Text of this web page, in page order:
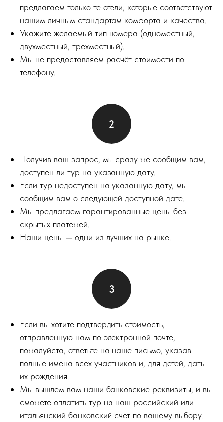
предлагаем только те отели, которые соответствуют
нашим личным стандартам комфорта и качества.
Укажите желаемый тип номера (одноместный,
двухместный, трёхместный).
Мы не предоставляем расчёт стоимости по
телефону.
Получив ваш запрос, мы сразу же сообщим вам,
доступен ли тур на указанную дату.
Если тур недоступен на указанную дату, мы
сообщим вам о следующей доступной дате.
Мы предлагаем гарантированные цены без
скрытых платежей.
Наши цены — одни из лучших на рынке.
Если вы хотите подтвердить стоимость,
отправленную нам по электронной почте,
пожалуйста, ответьте на наше письмо, указав
полные имена всех участников и, для детей, даты
их рождения.
Мы вышлем вам наши банковские реквизиты, и вы
сможете оплатить тур на наш российский или
итальянский банковский счёт по вашему выбору.